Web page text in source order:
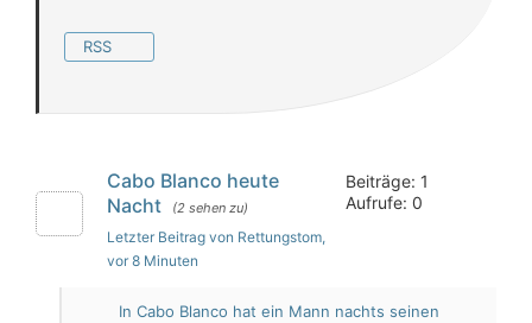
RSS
Cabo Blanco heute
Nacht
(2 sehen zu)
Letzter Beitrag von Rettungstom,
vor 8 Minuten
Beiträge: 1
Aufrufe: 0
In Cabo Blanco hat ein Mann nachts seinen